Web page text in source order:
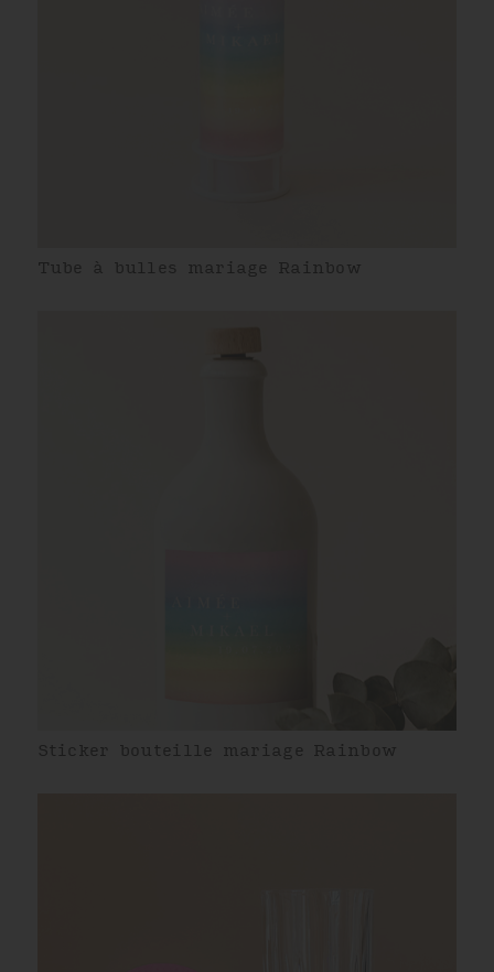
Tube à bulles mariage Rainbow
Sticker bouteille mariage Rainbow